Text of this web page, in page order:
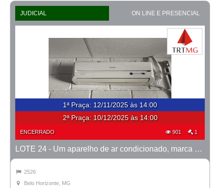
JUDICIAL ON LINE E PRESENCIAL
1ª Praça: 12/11/2025 às 14:00
2ª Praça: 10/12/2025 às 14:00
ENCERRADO 901 1
LOTE 24 - Um aparelho de ar condicionado, marca Consul
2526
Belo Horizonte, MG